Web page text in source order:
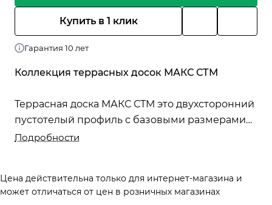
Купить в 1 клик
Гарантия 10 лет
Коллекция террасных досок МАКС СТМ
Террасная доска МАКС СТМ это двухсторонний
пустотелый профиль с базовыми размерами
140Х25 мм. Доска рекомендована для объектов
Подробности
Цена действительна только для интернет-магазина и
может отличаться от цен в розничных магазинах